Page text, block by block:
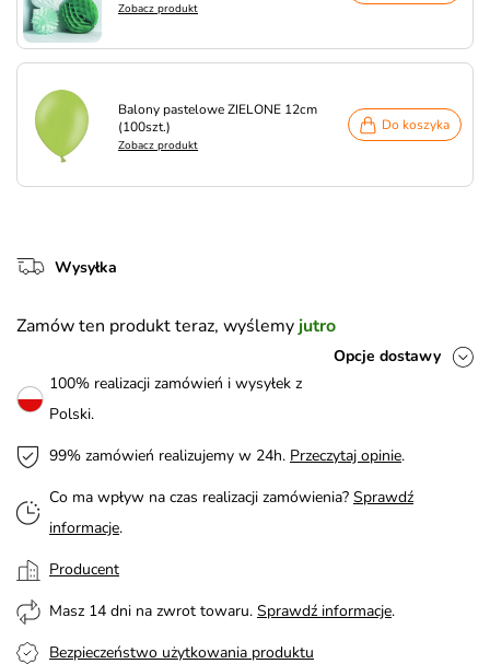
Zobacz produkt
Balony pastelowe ZIELONE 12cm
(100szt.)
Zobacz produkt
Do koszyka
Wysyłka
Zamów ten produkt teraz, wyślemy jutro
Opcje dostawy
100% realizacji zamówień i wysyłek z
Polski.
99% zamówień realizujemy w 24h. Przeczytaj opinie.
Co ma wpływ na czas realizacji zamówienia? Sprawdź
informacje.
Producent
Masz 14 dni na zwrot towaru. Sprawdź informacje.
Bezpieczeństwo użytkowania produktu